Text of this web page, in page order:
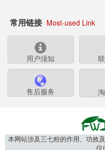
常用链接 Most-used Link
用户须知
售后服务
本网站涉及三七粉的作用、功效
仅